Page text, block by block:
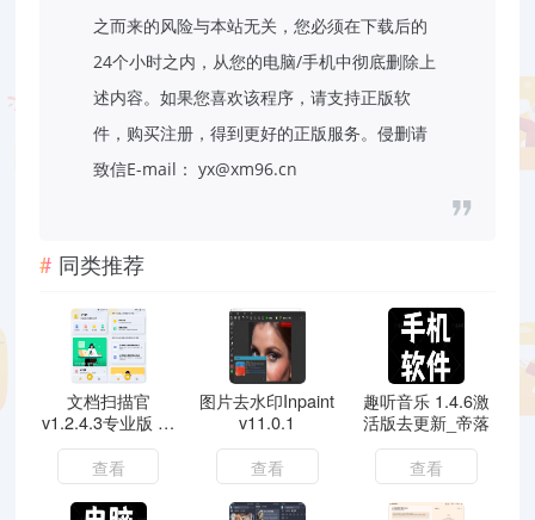
之而来的风险与本站无关，您必须在下载后的
24个小时之内，从您的电脑/手机中彻底删除上
述内容。如果您喜欢该程序，请支持正版软
件，购买注册，得到更好的正版服务。侵删请
致信E-mail： yx@xm96.cn
同类推荐
文档扫描官
v1.2.4.3专业版 文
档扫描
查看
图片去水印Inpaint
v11.0.1
查看
趣听音乐 1.4.6激
活版去更新_帝落
查看